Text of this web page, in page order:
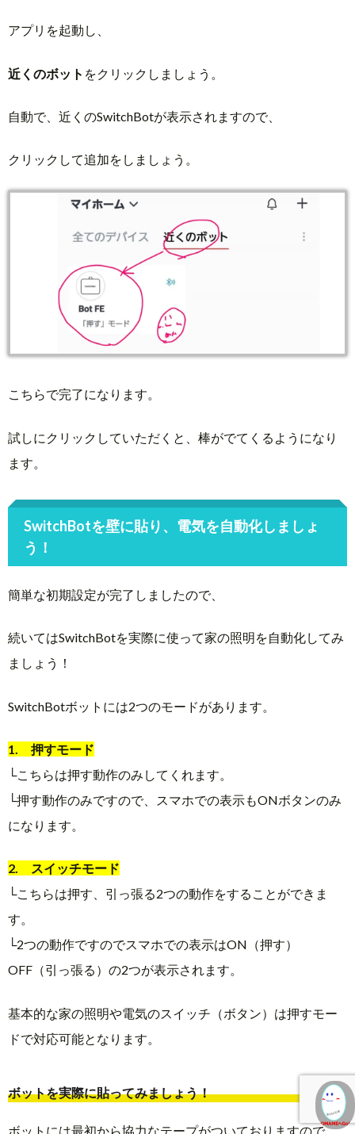
アプリを起動し、
近くのボット をクリックしましょう。
自動で、近くのSwitchBotが表示されますので、
クリックして追加をしましょう。
こちらで完了になります。
試しにクリックしていただくと、棒がでてくるようになり
ます。
SwitchBotを壁に貼り、電気を自動化しましょ
う！
簡単な初期設定が完了しましたので、
続いてはSwitchBotを実際に使って家の照明を自動化してみ
ましょう！
SwitchBotボットには2つのモードがあります。
1. 押すモード
└こちらは押す動作のみしてくれます。
└押す動作のみですので、スマホでの表示もONボタンのみ
になります。
2. スイッチモード
└こちらは押す、引っ張る2つの動作をすることができま
す。
└2つの動作ですのでスマホでの表示はON（押す）
OFF（引っ張る）の2つが表示されます。
基本的な家の照明や電気のスイッチ（ボタン）は押すモー
ドで対応可能となります。
ボットを実際に貼ってみましょう！
ボットには最初から協力なテープがついておりますので、